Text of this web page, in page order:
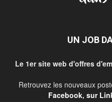
UN JOB
Le 1er site web d'offres
Retrouvez les nouveaux
Facebook, sur